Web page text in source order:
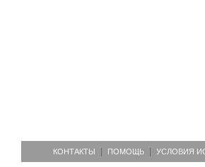
КОНТАКТЫ ПОМОЩЬ УСЛОВИЯ